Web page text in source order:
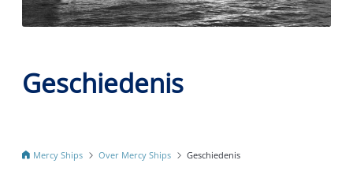
Geschiedenis
Mercy Ships Over Mercy Ships Geschiedenis